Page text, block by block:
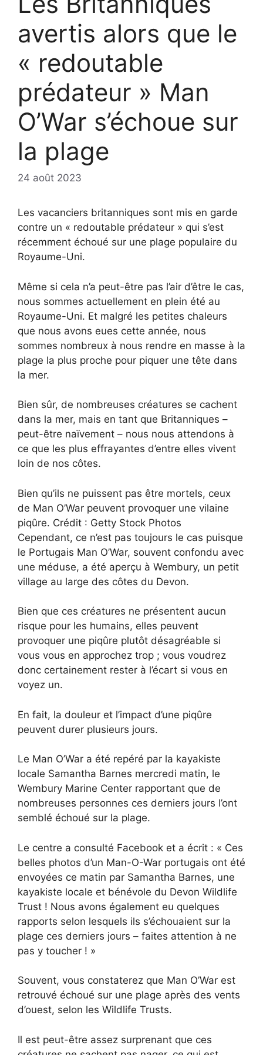
avertis alors que le
« redoutable
prédateur » Man
O’War s’échoue sur
la plage
24 août 2023
Les vacanciers britanniques sont mis en garde
contre un « redoutable prédateur » qui s’est
récemment échoué sur une plage populaire du
Royaume-Uni.
Même si cela n’a peut-être pas l’air d’être le cas,
nous sommes actuellement en plein été au
Royaume-Uni. Et malgré les petites chaleurs
que nous avons eues cette année, nous
sommes nombreux à nous rendre en masse à la
plage la plus proche pour piquer une tête dans
la mer.
Bien sûr, de nombreuses créatures se cachent
dans la mer, mais en tant que Britanniques –
peut-être naïvement – nous nous attendons à
ce que les plus effrayantes d’entre elles vivent
loin de nos côtes.
Bien qu’ils ne puissent pas être mortels, ceux
de Man O’War peuvent provoquer une vilaine
piqûre. Crédit : Getty Stock Photos
Cependant, ce n’est pas toujours le cas puisque
le Portugais Man O’War, souvent confondu avec
une méduse, a été aperçu à Wembury, un petit
village au large des côtes du Devon.
Bien que ces créatures ne présentent aucun
risque pour les humains, elles peuvent
provoquer une piqûre plutôt désagréable si
vous vous en approchez trop ; vous voudrez
donc certainement rester à l’écart si vous en
voyez un.
En fait, la douleur et l’impact d’une piqûre
peuvent durer plusieurs jours.
Le Man O’War a été repéré par la kayakiste
locale Samantha Barnes mercredi matin, le
Wembury Marine Center rapportant que de
nombreuses personnes ces derniers jours l’ont
semblé échoué sur la plage.
Le centre a consulté Facebook et a écrit : « Ces
belles photos d’un Man-O-War portugais ont été
envoyées ce matin par Samantha Barnes, une
kayakiste locale et bénévole du Devon Wildlife
Trust ! Nous avons également eu quelques
rapports selon lesquels ils s’échouaient sur la
plage ces derniers jours – faites attention à ne
pas y toucher ! »
Souvent, vous constaterez que Man O’War est
retrouvé échoué sur une plage après des vents
d’ouest, selon les Wildlife Trusts.
Il est peut-être assez surprenant que ces